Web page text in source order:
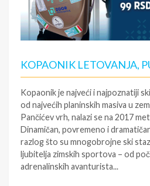
KOPAONIK LETOVANJA,
Kopaonik je najveći i najpoznatiji
od najvećih planinskih masiva u
Pančićev vrh, nalazi se na 2017
Dinamičan, povremeno i
razlog što su mnogobrojne ski
ljubitelja zimskih sportova – od
adrenalinskih avanturista...